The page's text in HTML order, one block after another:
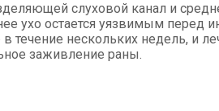
слуховой канал и
ухо остается уязвимым
нескольких недель, и
заживление раны.